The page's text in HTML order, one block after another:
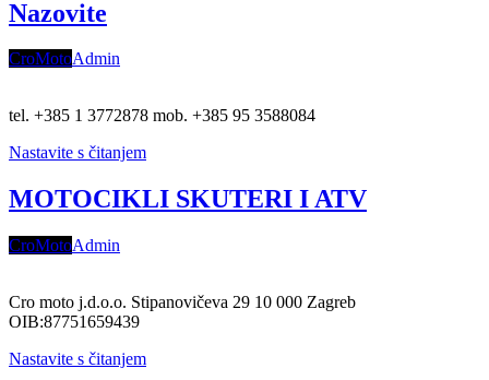
Nazovite
CroMotoAdmin
tel. +385 1 3772878 mob. +385 95 3588084
Nastavite s čitanjem
MOTOCIKLI SKUTERI I ATV
CroMotoAdmin
Cro moto j.d.o.o. Stipanovičeva 29 10 000 Zagreb
OIB:87751659439
Nastavite s čitanjem